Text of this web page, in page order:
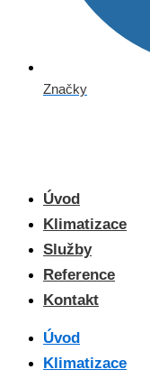
Značky
Úvod
Klimatizace
Služby
Reference
Kontakt
Úvod
Klimatizace